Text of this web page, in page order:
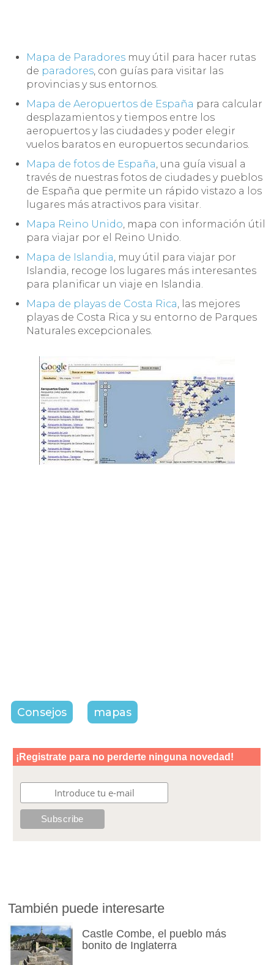
Mapa de Paradores muy útil para hacer rutas
de paradores, con guías para visitar las
provincias y sus entornos.
Mapa de Aeropuertos de España para calcular
desplazamientos y tiempos entre los
aeropuertos y las ciudades y poder elegir
vuelos baratos en europuertos secundarios.
Mapa de fotos de España, una guía visual a
través de nuestras fotos de ciudades y pueblos
de España que permite un rápido vistazo a los
lugares más atractivos para visitar.
Mapa Reino Unido, mapa con información útil
para viajar por el Reino Unido.
Mapa de Islandia, muy útil para viajar por
Islandia, recoge los lugares más interesantes
para planificar un viaje en Islandia.
Mapa de playas de Costa Rica, las mejores
playas de Costa Rica y su entorno de Parques
Naturales excepcionales.
Consejos mapas
También puede interesarte
Castle Combe, el pueblo más
bonito de Inglaterra